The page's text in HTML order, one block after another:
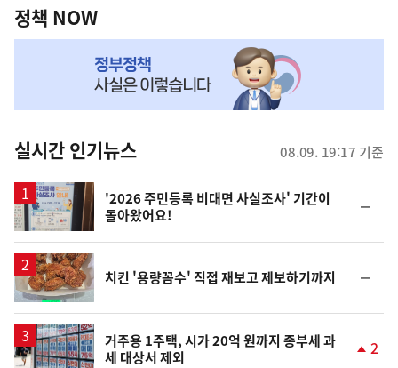
책
NOW,
뉴
스
정책 NOW
실시간 인기뉴스 08.09. 19:17 기준
'2026 주민등록 비대면 사실조사' 기간이
돌아왔어요!
일
치킨 '용량꼼수' 직접 재보고 제보하기까지
일
거주용 1주택, 시가 20억 원까지 종부세 과
세 대상서 제외
2